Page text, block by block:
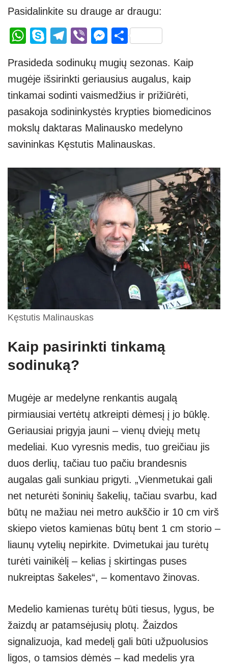
Pasidalinkite su drauge ar draugu:
W
at
s
A
p
p
S
p
e
T
e
gr
a
m
Vi
er
M
ss
e
n
g
er
S
ar
e
Prasideda sodinukų mugių sezonas. Kaip
mugėje išsirinkti geriausius augalus, kaip
tinkamai sodinti vaismedžius ir prižiūrėti,
pasakoja sodininkystės krypties biomedicinos
mokslų daktaras Malinausko medelyno
savininkas Kęstutis Malinauskas.
Kęstutis Malinauskas
Kaip pasirinkti tinkamą
sodinuką?
Mugėje ar medelyne renkantis augalą
pirmiausiai vertėtų atkreipti dėmesį į jo būklę.
Geriausiai prigyja jauni – vienų dviejų metų
medeliai. Kuo vyresnis medis, tuo greičiau jis
duos derlių, tačiau tuo pačiu brandesnis
augalas gali sunkiau prigyti. „Vienmetukai gali
net neturėti šoninių šakelių, tačiau svarbu, kad
būtų ne mažiau nei metro aukščio ir 10 cm virš
skiepo vietos kamienas būtų bent 1 cm storio –
liaunų vytelių nepirkite. Dvimetukai jau turėtų
turėti vainikėlį – kelias į skirtingas puses
nukreiptas šakeles“, – komentavo žinovas.
Medelio kamienas turėtų būti tiesus, lygus, be
žaizdų ar patamsėjusių plotų. Žaizdos
signalizuoja, kad medelį gali būti užpuolusios
ligos, o tamsios dėmės – kad medelis yra